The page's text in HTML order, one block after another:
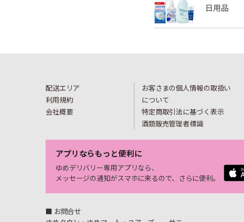
配送エリア
利用規約
会社概要
お客さまの個人情報の取扱い
について
特定商取引法に基づく表示
酒類販売管理者標識
アプリならもっと便利に
ゆめデリバリー専用アプリなら、
メッセージの通知がスマホに来るので、さらに便利。
■ お問合せ